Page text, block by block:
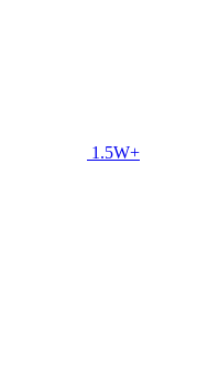
1.5W+